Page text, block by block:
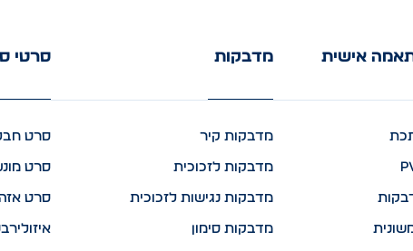
אישית מדבקות
מדבקות קיר
מדבקות לזכוכית
מדבקות נגישות לזכוכית
מדבקות סימון
סרטי
סרט
סרט
סרט